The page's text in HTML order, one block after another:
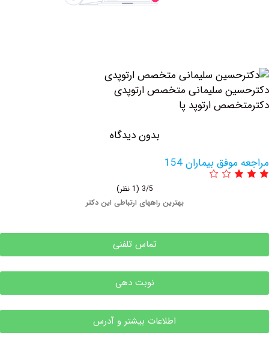
سلیمانی متخصص ارتوپدی
ارتوپد پا
بدون دیدگاه
بیماران 154
بهترین راههای ارتباطی این دکتر
تماس تلفنی
نوبت دهی
اطلاعات بیشتر و آدرس